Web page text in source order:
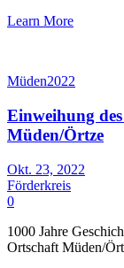
Learn More
Müden2022
Einweihung
Müden/Örtze
Okt. 23, 2022
Förderkreis
0
1000 Jahre
Ortschaft Müden/